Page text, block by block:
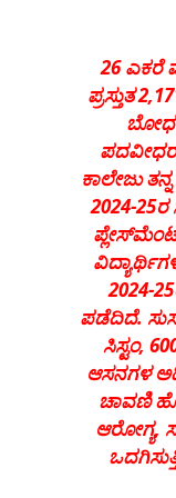
26ಎಕರೆ
ಪ್ರಸ್ತುತ
ಕಾಲೇಜು ತನ್ನ
2024-25ರ
ಪ್ಲೇಸ್
2024-25
ಪಡೆದಿದೆ.
ಸಿಸ್ಟಂ,
ಆಸನಗಳ
ಚಾವಣಿ
ಆರೋಗ್ಯ,